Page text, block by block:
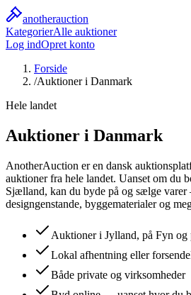
anotherauction
KategorierAlle auktioner
Log indOpret konto
Forside
/Auktioner i Danmark
Hele landet
Auktioner i Danmark
AnotherAuction er en dansk
auktioner fra hele landet. Uanset om du
Sjælland, kan du byde på og sælge
designgenstande, byggematerialer og
Auktioner i Jylland, på Fyn og
Lokal afhentning eller
Både private og virksomheder